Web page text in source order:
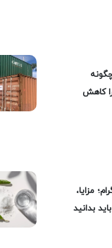
کاهش
مزایا،
بدانید